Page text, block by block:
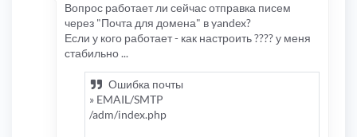
Вопрос работает ли сейчас отправка писем
через "Почта для домена" в yandex?
Если у кого работает - как настроить ???? у меня
стабильно ...
Ошибка почты
» EMAIL/SMTP
/adm/index.php